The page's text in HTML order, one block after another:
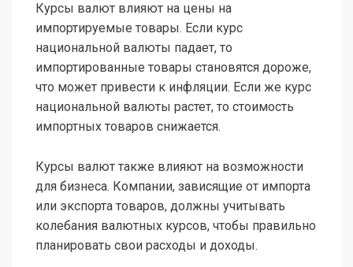
Курсы валют влияют на цены на
импортируемые товары. Если курс
национальной валюты падает, то
импортированные товары становятся дороже,
что может привести к инфляции. Если же курс
национальной валюты растет, то стоимость
импортных товаров снижается.
Курсы валют также влияют на возможности
для бизнеса. Компании, зависящие от импорта
или экспорта товаров, должны учитывать
колебания валютных курсов, чтобы правильно
планировать свои расходы и доходы.